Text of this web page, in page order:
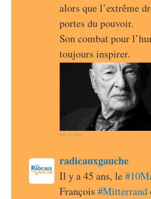
alors que l’extrême
portes du pouvoir.
Son combat pour
toujours inspirer.
May 30, 2026
radicauxgauche avatar
radicauxgauchepost
Il y a 45 ans, le #
François #Mitterrand